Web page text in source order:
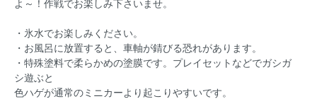
よ～！作戦でお楽しみ下さいませ。
・氷水でお楽しみください。
・お風呂に放置すると、車軸が錆びる恐れがあります。
・特殊塗料で柔らかめの塗膜です。プレイセットなどでガシガ
シ遊ぶと
色ハゲが通常のミニカーより起こりやすいです。